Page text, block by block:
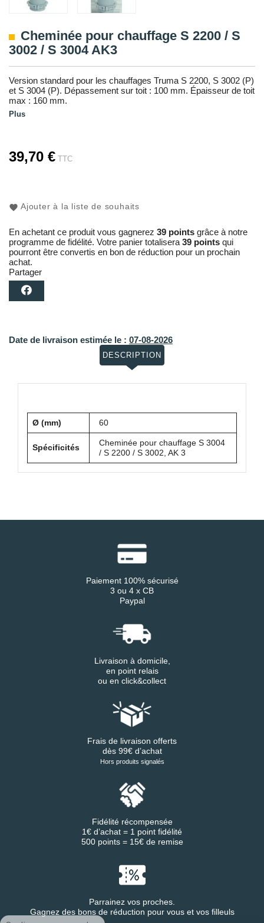
Continuer sans accepter
Cheminée pour chauffage S 2200 / S
3002 / S 3004 AK3
Version standard pour les chauffages Truma S 2200, S 3002 (P)
et S 3004 (P). Dépassement sur toit : 100 mm. Épaisseur de toit
max : 160 mm.
Plus
39,70 € TTC
Ajouter à la liste de souhaits
En achetant ce produit vous gagnerez 39 points grâce à notre
programme de fidélité. Votre panier totalisera 39 points qui
pourront être convertis en bon de réduction pour un prochain
achat.
Partager
Date de livraison estimée le : 07-08-2026
DESCRIPTION
Ø (mm) 60
Spécificités
Cheminée pour chauffage S 3004
/ S 2200 / S 3002, AK 3
Paiement 100% sécurisé
3 ou 4 x CB
Paypal
Livraison à domicile,
en point relais
ou en click&collect
Frais de livraison offerts
dès 99€ d’achat
Hors produits signalés
Fidélité récompensée
1€ d’achat = 1 point fidélité
500 points = 15€ de remise
Parrainez vos proches.
Gagnez des bons de réduction pour vous et vos filleuls